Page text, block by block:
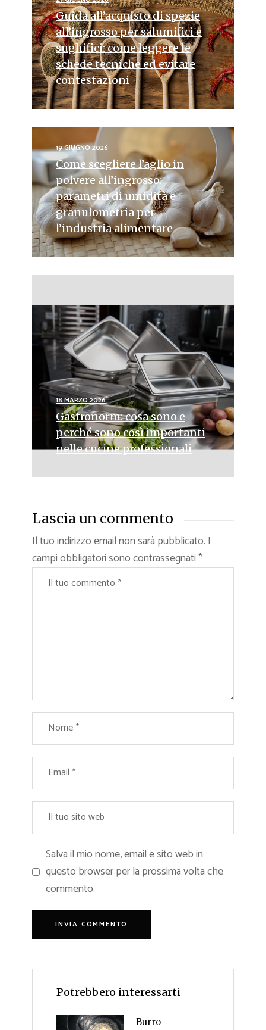
Guida all’acquisto di spezie
all’ingrosso per salumifici e
sughifici: come leggere le
schede tecniche ed evitare
contestazioni
19 GIUGNO 2026
Come scegliere l’aglio in
polvere all’ingrosso:
parametri di umidità e
granulometria per
l’industria alimentare
18 MARZO 2026
Gastronorm: cosa sono e
perché sono così importanti
nelle cucine professionali
Lascia un commento
Il tuo indirizzo email non sarà pubblicato. I
campi obbligatori sono contrassegnati*
Salva il mio nome, email e sito web in
questo browser per la prossima volta che
commento.
Potrebbero interessarti
Burro